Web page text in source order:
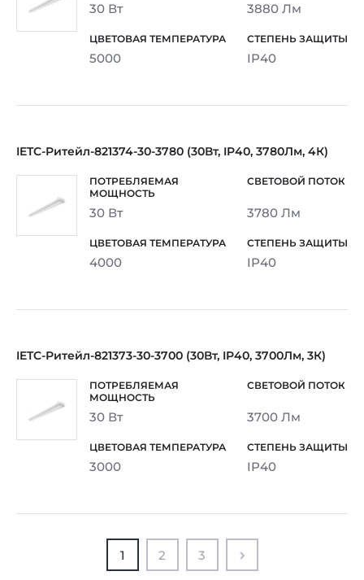
30 Вт 3880 Лм
5000 IP40
IETC-Ритейл-821374-30-3780 (30Вт, IP40, 3780Лм, 4К)
30 Вт 3780 Лм
4000 IP40
IETC-Ритейл-821373-30-3700 (30Вт, IP40, 3700Лм, 3К)
30 Вт 3700 Лм
3000 IP40
1 2 3